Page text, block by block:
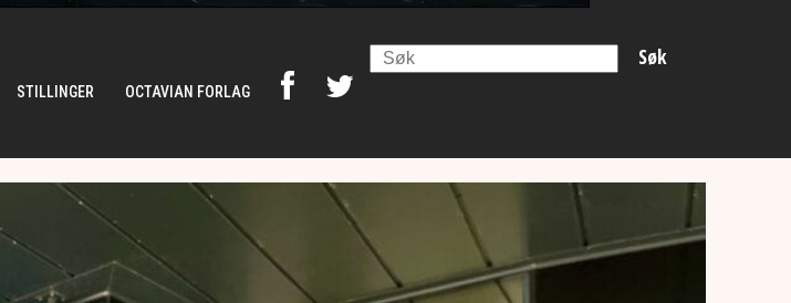
STILLINGER OCTAVIAN FORLAG
Search